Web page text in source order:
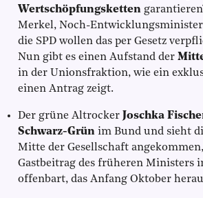
Wertschöpfungsketten
Merkel, Noch-
die SPD wollen das per Gesetz
Nun gibt es einen Aufstand der
in der Unionsfraktion, wie ein
einen Antrag zeigt.
Der grüne Altrocker Joschka
Schwarz-Grün im Bund und sieht
Mitte der Gesellschaft
Gastbeitrag des früheren Ministers
offenbart, das Anfang Oktober